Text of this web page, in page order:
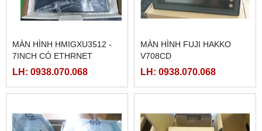
MÀN HÌNH HMIGXU3512 -
7INCH CÓ ETHRNET
LH: 0938.070.068
MÀN HÌNH FUJI HAKKO
V708CD
LH: 0938.070.068